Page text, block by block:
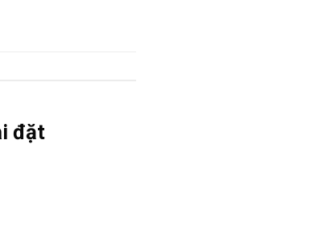
đặt